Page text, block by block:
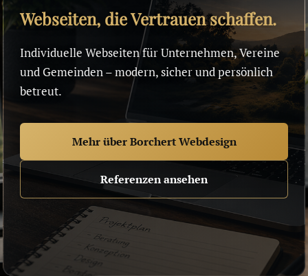
Webseiten, die Vertrauen schaffen.
Individuelle Webseiten für Unternehmen, Vereine
und Gemeinden – modern, sicher und persönlich
betreut.
Mehr über Borchert Webdesign
Referenzen ansehen